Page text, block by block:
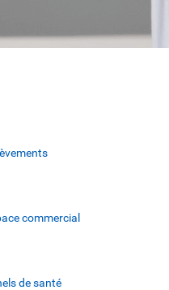
commercial
de santé